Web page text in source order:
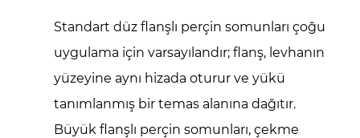
Standart düz flanşlı perçin somunları çoğu
uygulama için varsayılandır; flanş, levhanın
yüzeyine aynı hizada oturur ve yükü
tanımlanmış bir temas alanına dağıtır.
Büyük flanşlı perçin somunları, çekme